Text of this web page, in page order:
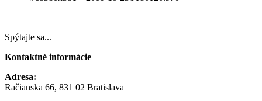
Spýtajte sa...
Kontaktné informácie
Adresa:
Račianska 66, 831 02 Bratislava